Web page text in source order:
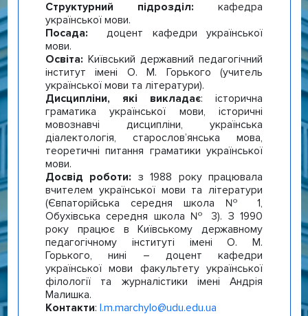
Структурний підрозділ:кафедра
української мови.
Посада: доцент кафедри української
мови.
Освіта: Київський державний педагогічний
інститут імені О. М. Горького (учитель
української мови та літератури).
Дисципліни, які викладає: історична
граматика української мови, історичні
мовознавчі дисципліни, українська
діалектологія, старослов’янська мова,
теоретичні питання граматики української
мови.
Досвід роботи: з 1988 року працювала
вчителем української мови та літератури
(Євпаторійська середня школа № 1,
Обухівська середня школа № 3). З 1990
року працює в Київському державному
педагогічному інституті імені О. М.
Горького, нині – доцент кафедри
української мови факультету української
філології та журналістики імені Андрія
Малишка.
Контакти: l.m.marchylo@udu.edu.ua